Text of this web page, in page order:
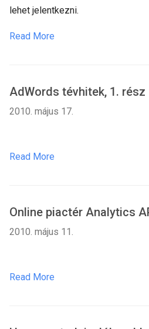
lehet jelentkezni.
Read More
AdWords tévhitek, 1. rész
2010. május 17.
Read More
Online piactér Analytics
2010. május 11.
Read More